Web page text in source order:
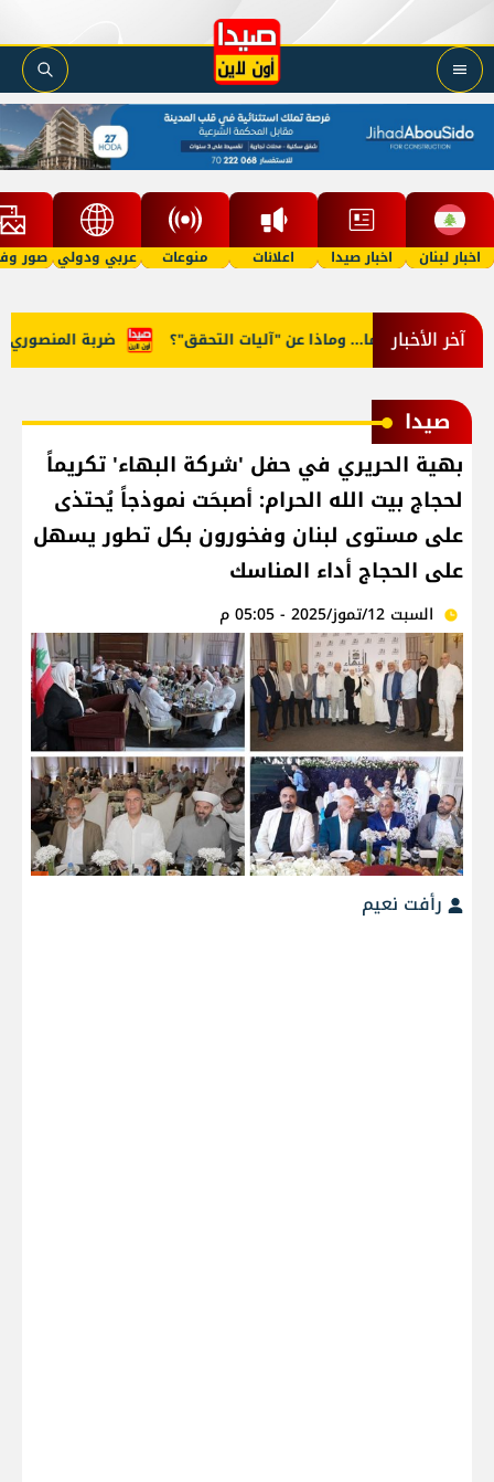
اخبار لبنان اخبار صيدا اعلانات منوعات عربي ودولي صور
آخر الأخبار ضربة المنصوري... رسالة للجيش وماذا عن "آليات التحقق"؟
صيدا
بهية الحريري في حفل 'شركة البهاء' تكريماً
لحجاج بيت الله الحرام: أصبحَت نموذجاً يُحتذى
على مستوى لبنان وفخورون بكل تطور يسهل
على الحجاج أداء المناسك
السبت 12/تموز/2025 - 05:05 م
رأفت نعيم